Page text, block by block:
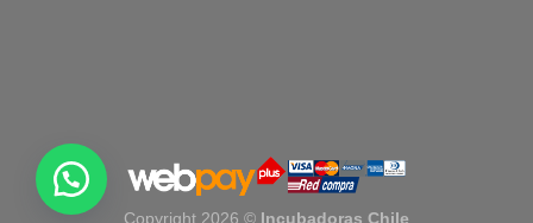
Copyright 2026 © Incubadoras Chile